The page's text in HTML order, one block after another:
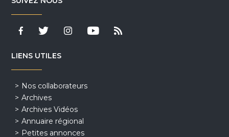
LIENS UTILES
Nos collaborateurs
Archives
Archives Vidéos
Annuaire régional
Petites annonces